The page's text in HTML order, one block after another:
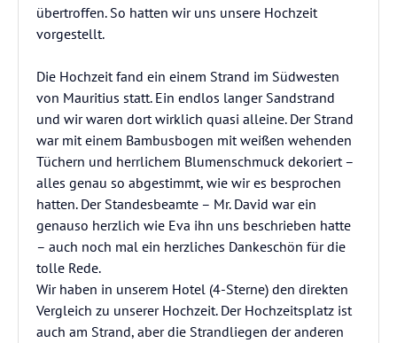
übertroffen. So hatten wir uns unsere Hochzeit
vorgestellt.
Die Hochzeit fand ein einem Strand im Südwesten
von Mauritius statt. Ein endlos langer Sandstrand
und wir waren dort wirklich quasi alleine. Der Strand
war mit einem Bambusbogen mit weißen wehenden
Tüchern und herrlichem Blumenschmuck dekoriert –
alles genau so abgestimmt, wie wir es besprochen
hatten. Der Standesbeamte – Mr. David war ein
genauso herzlich wie Eva ihn uns beschrieben hatte
– auch noch mal ein herzliches Dankeschön für die
tolle Rede.
Wir haben in unserem Hotel (4-Sterne) den direkten
Vergleich zu unserer Hochzeit. Der Hochzeitsplatz ist
auch am Strand, aber die Strandliegen der anderen